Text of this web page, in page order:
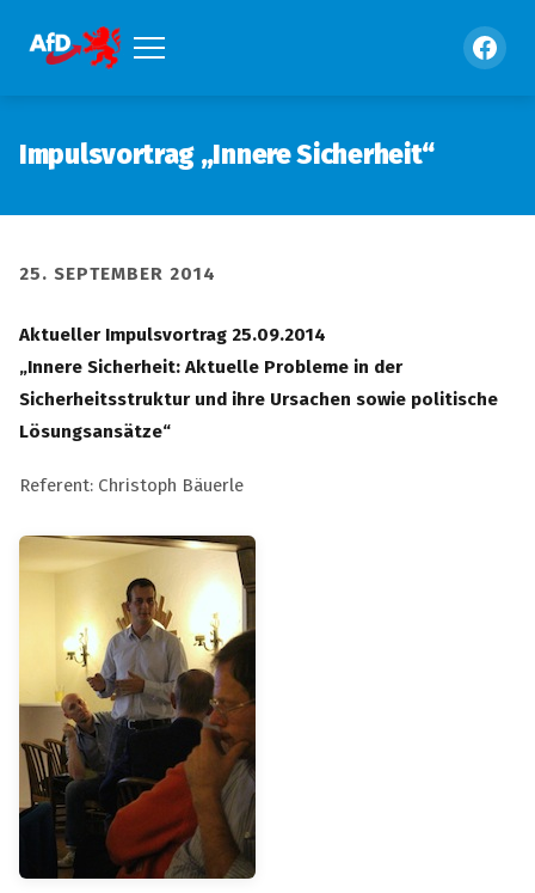
Impulsvortrag „Innere Sicherheit“
25. SEPTEMBER 2014
Aktueller Impulsvortrag 25.09.2014
„Innere Sicherheit: Aktuelle Probleme in der
Sicherheitsstruktur und ihre Ursachen sowie politische
Lösungsansätze“
Referent: Christoph Bäuerle